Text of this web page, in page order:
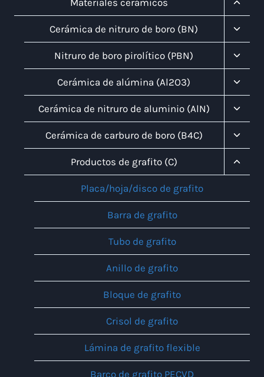
Menú
Cerámica de nitruro de boro (BN)
Menú
Nitruro de boro pirolítico (PBN)
Menú
Cerámica de alúmina (Al2O3)
Menú
Cerámica de nitruro de aluminio (AlN)
Menú
Cerámica de carburo de boro (B4C)
Menú
Productos de grafito (C)
Menú
Placa/hoja/disco de grafito
Barra de grafito
Tubo de grafito
Anillo de grafito
Bloque de grafito
Crisol de grafito
Lámina de grafito flexible
Barco de grafito PECVD